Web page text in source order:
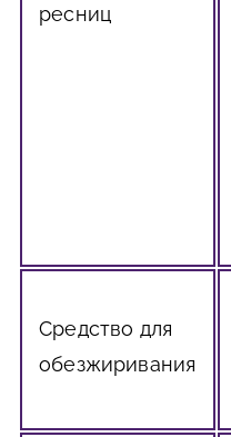
ресниц
Средство для
обезжиривания